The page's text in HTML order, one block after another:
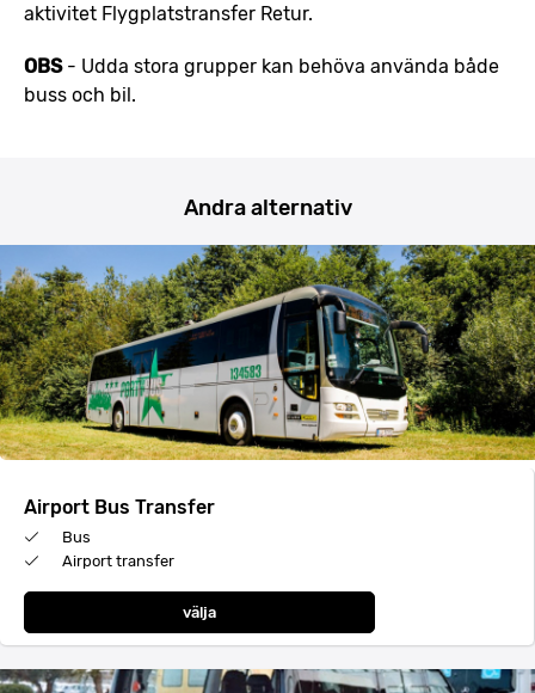
aktivitet Flygplatstransfer Retur.
OBS- Udda stora grupper kan behöva använda både
buss och bil.
Andra alternativ
Airport Bus Transfer
Bus
Airport transfer
välja